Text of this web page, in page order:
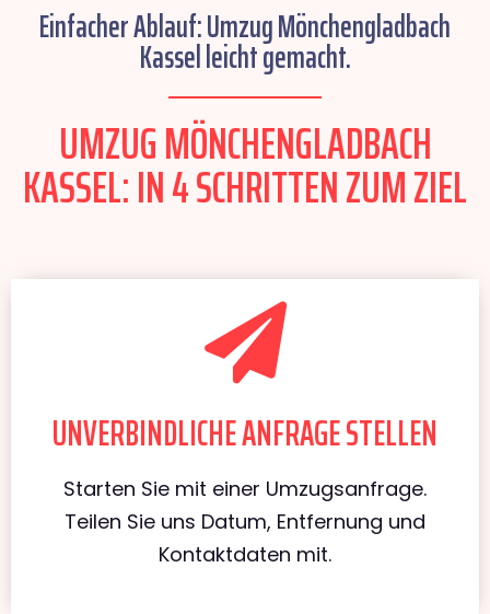
Einfacher Ablauf: Umzug Mönchengladbach
Kassel leicht gemacht.
UMZUG MÖNCHENGLADBACH
KASSEL: IN 4 SCHRITTEN ZUM ZIEL
UNVERBINDLICHE ANFRAGE STELLEN
Starten Sie mit einer Umzugsanfrage.
Teilen Sie uns Datum, Entfernung und
Kontaktdaten mit.